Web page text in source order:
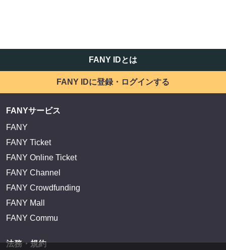
FANY IDとは
FANY IDに登録・ログインする
FANYサービス
FANY
FANY Ticket
FANY Online Ticket
FANY Channel
FANY Crowdfunding
FANY Mall
FANY Commu
法務・規約